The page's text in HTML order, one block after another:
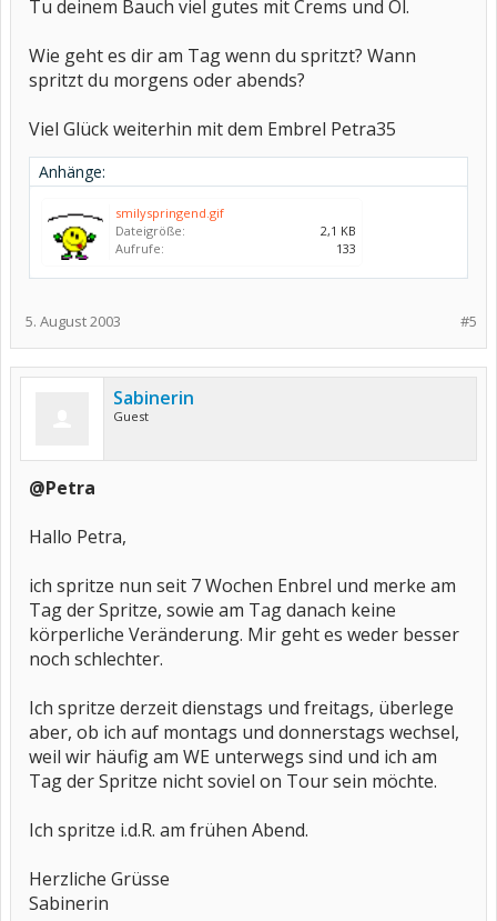
Tu deinem Bauch viel gutes mit Crems und Öl.
Wie geht es dir am Tag wenn du spritzt? Wann
spritzt du morgens oder abends?
Viel Glück weiterhin mit dem Embrel Petra35
Anhänge:
smilyspringend.gif
Dateigröße:
2,1 KB
Aufrufe:
133
#5
5. August 2003
Sabinerin
Guest
@Petra
Hallo Petra,
ich spritze nun seit 7 Wochen Enbrel und merke am
Tag der Spritze, sowie am Tag danach keine
körperliche Veränderung. Mir geht es weder besser
noch schlechter.
Ich spritze derzeit dienstags und freitags, überlege
aber, ob ich auf montags und donnerstags wechsel,
weil wir häufig am WE unterwegs sind und ich am
Tag der Spritze nicht soviel on Tour sein möchte.
Ich spritze i.d.R. am frühen Abend.
Herzliche Grüsse
Sabinerin